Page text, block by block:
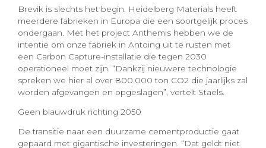
Brevik is slechts het begin. Heidelberg Materials heeft
meerdere fabrieken in Europa die een soortgelijk proces
ondergaan. Met het project Anthemis hebben we de
intentie om onze fabriek in Antoing uit te rusten met
een Carbon Capture-installatie die tegen 2030
operationeel moet zijn. “Dankzij nieuwere technologie
spreken we hier al over 800.000 ton CO2 die jaarlijks zal
worden afgevangen en opgeslagen”, vertelt Staels.
Geen blauwdruk richting 2050
De transitie naar een duurzame cementproductie gaat
gepaard met gigantische investeringen. “Dat geldt niet